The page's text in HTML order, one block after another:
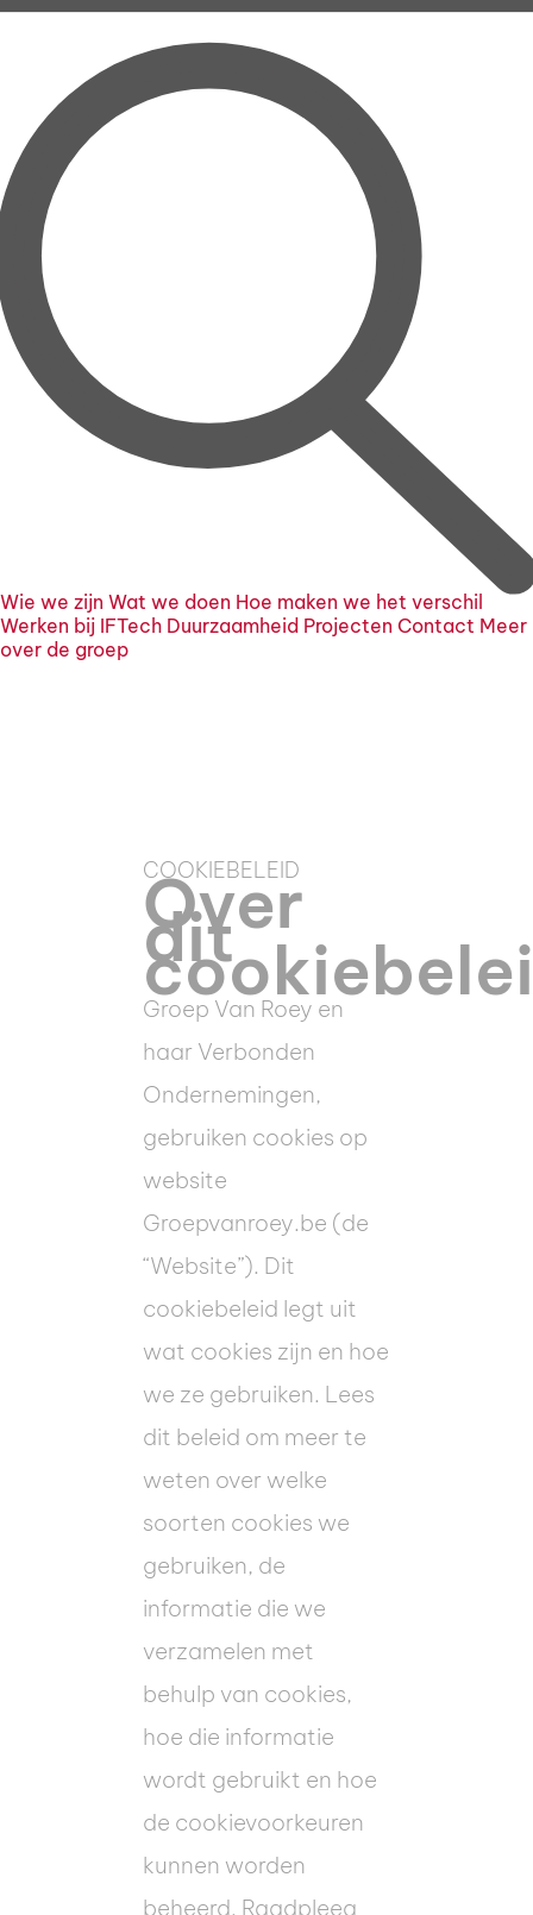
Wie we zijn Wat we doen Hoe maken we het verschil
Werken bij IFTech Duurzaamheid Projecten Contact Meer
over de groep
COOKIEBELEID
Over
dit
Groep Van Roey en
haar Verbonden
Ondernemingen,
gebruiken cookies op
website
Groepvanroey.be (de
“Website”). Dit
cookiebeleid legt uit
wat cookies zijn en hoe
we ze gebruiken. Lees
dit beleid om meer te
weten over welke
soorten cookies we
gebruiken, de
informatie die we
verzamelen met
behulp van cookies,
hoe die informatie
wordt gebruikt en hoe
de cookievoorkeuren
kunnen worden
beheerd. Raadpleeg